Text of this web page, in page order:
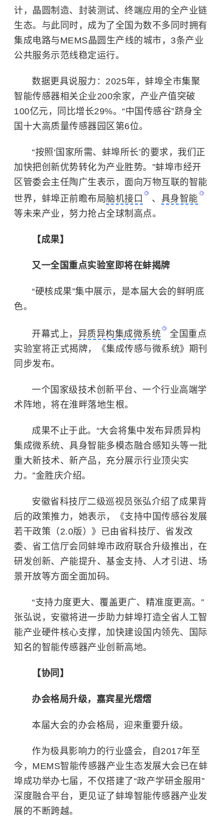
计，晶圆制造、封装测试、终端应用的全产业链
生态。与此同时，成为了全国为数不多同时拥有
集成电路与MEMS晶圆生产线的城市，3条产业
公共服务示范线稳定运行。
数据更具说服力：2025年，蚌埠全市集聚
智能传感器相关企业200余家，产业产值突破
100亿元，同比增长29%。“中国传感谷”跻身全
国十大高质量传感器园区第6位。
“按照‘国家所需、蚌埠所长’的要求，我们正
加快把创新优势转化为产业胜势。”蚌埠市经开
区管委会主任陶广生表示，面向万物互联的智能
世界，蚌埠正前瞻布局脑机接口 、 具身智能
等未来产业，努力抢占全球制高点。
【成果】
又一全国重点实验室即将在蚌揭牌
“硬核成果”集中展示，是本届大会的鲜明底
色。
开幕式上， 异质异构集成微系统
全国重点
实验室将正式揭牌，《集成传感与微系统》期刊
同步发布。
一个国家级技术创新平台、一个行业高端学
术阵地，将在淮畔落地生根。
成果不止于此。“大会将集中发布异质异构
集成微系统、具身智能多模态融合感知头等一批
重大新技术、新产品，充分展示行业顶尖实
力。”金胜庆介绍。
安徽省科技厅二级巡视员张弘介绍了成果背
后的政策推力，她表示，《支持中国传感谷发展
若干政策（2.0版）》已由省科技厅、省发改
委、省工信厅会同蚌埠市政府联合升级推出，在
研发创新、产能提升、基金支持、人才引进、场
景开放等方面全面加码。
“支持力度更大、覆盖更广、精准度更高。”
张弘说，安徽将进一步助力蚌埠打造全省人工智
能产业硬件核心支撑，加快建设国内领先、国际
知名的智能传感器产业创新高地。
【协同】
办会格局升级，嘉宾星光熠熠
本届大会的办会格局，迎来重要升级。
作为极具影响力的行业盛会，自2017年至
今，MEMS智能传感器产业生态发展大会已在蚌
埠成功举办七届，不仅搭建了“政产学研金服用”
深度融合平台，更见证了蚌埠智能传感器产业发
展的不断跨越。